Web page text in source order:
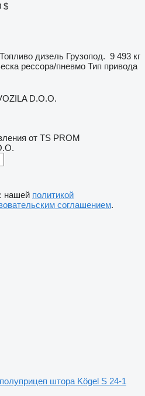
$
Топливо дизель Грузопод. 9 493 кг
рессора/пневмо Тип привода
D.O.O.
от TS PROM
нашей политикой
соглашением.
полуприцеп штора Kögel S 24-1